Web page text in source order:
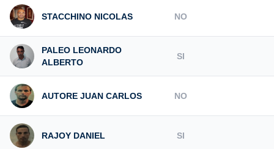
STACCHINO NICOLAS NO
PALEO LEONARDO
ALBERTO
SI
AUTORE JUAN CARLOS NO
RAJOY DANIEL SI